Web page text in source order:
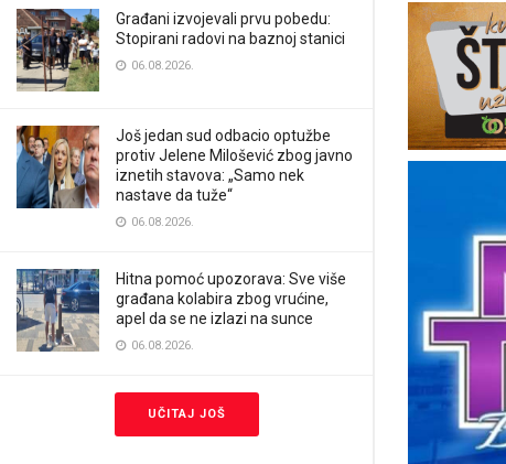
Građani izvojevali prvu pobedu:
Stopirani radovi na baznoj stanici
06.08.2026.
Još jedan sud odbacio optužbe
protiv Jelene Milošević zbog javno
iznetih stavova: „Samo nek
nastave da tuže“
06.08.2026.
Hitna pomoć upozorava: Sve više
građana kolabira zbog vrućine,
apel da se ne izlazi na sunce
06.08.2026.
UČITAJ JOŠ